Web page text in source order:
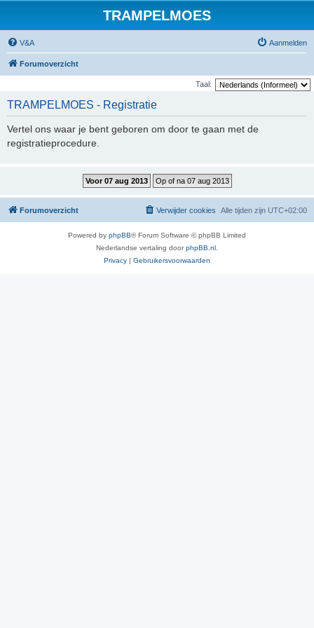
TRAMPELMOES
V&A Aanmelden
Forumoverzicht
Taal:
TRAMPELMOES - Registratie
Vertel ons waar je bent geboren om door te gaan met de
registratieprocedure.
Forumoverzicht Alle tijden zijn UTC+02:00
Verwijder cookies
Powered by phpBB® Forum Software © phpBB Limited
Nederlandse vertaling doorphpBB.nl .
Privacy
Gebruikersvoorwaarden